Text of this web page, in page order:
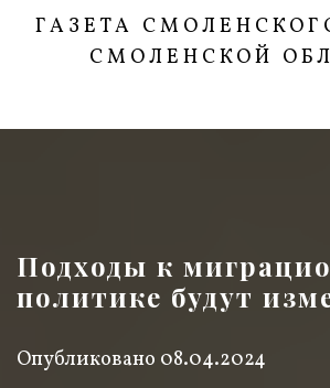
ГАЗЕТА
СМОЛЕНСКОЙ
Подходы к
политике будут
Опубликовано 08.04.2024